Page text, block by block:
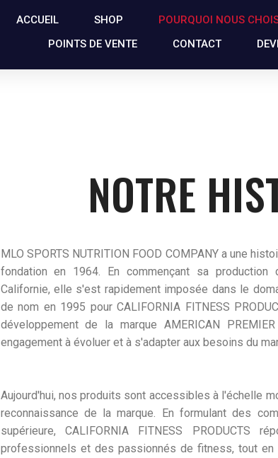
ACCUEIL SHOP POURQUOI NOUS
POINTS DE VENTE
CONTACT
NOTRE
MLO SPORTS NUTRITION FOOD COMPANY a une
fondation en 1964. En commençant sa production
Californie, elle s'est rapidement imposée dans le
de nom en 1995 pour CALIFORNIA FITNESS
développement de la marque AMERICAN
engagement à évoluer et à s'adapter aux besoins du
Aujourd'hui, nos produits sont accessibles à l'échelle
reconnaissance de la marque. En formulant des
supérieure, CALIFORNIA FITNESS PRODUCTS
professionnels et des passionnés de fitness, tout en